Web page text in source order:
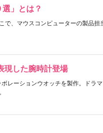
」とは？
で、マウスコンピューターの製品担
現した腕時計登場
レーションウオッチを製作。ドラ